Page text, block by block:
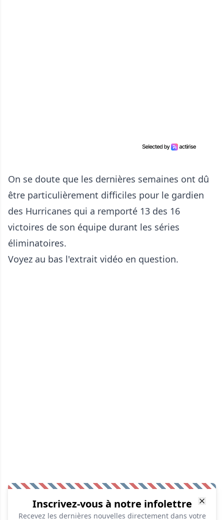
On se doute que les dernières semaines ont dû
être particulièrement difficiles pour le gardien
des Hurricanes qui a remporté 13 des 16
victoires de son équipe durant les séries
éliminatoires.
Voyez au bas l'extrait vidéo en question.
Inscrivez-vous à notre infolettre
Recevez les dernières nouvelles directement dans votre